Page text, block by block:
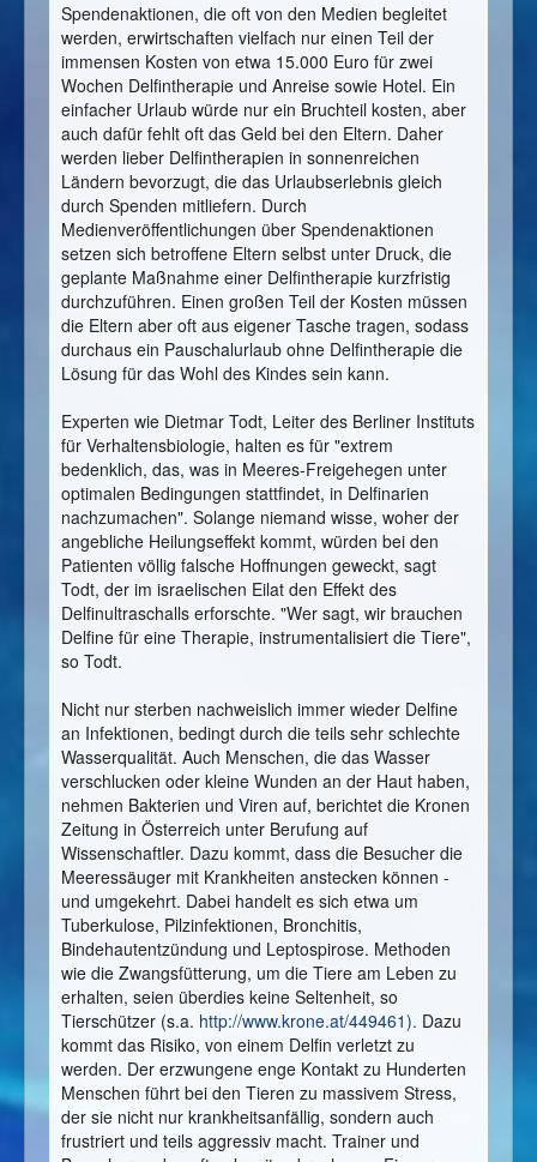
Spendenaktionen, die oft von den Medien begleitet
werden, erwirtschaften vielfach nur einen Teil der
immensen Kosten von etwa 15.000 Euro für zwei
Wochen Delfintherapie und Anreise sowie Hotel. Ein
einfacher Urlaub würde nur ein Bruchteil kosten, aber
auch dafür fehlt oft das Geld bei den Eltern. Daher
werden lieber Delfintherapien in sonnenreichen
Ländern bevorzugt, die das Urlaubserlebnis gleich
durch Spenden mitliefern. Durch
Medienveröffentlichungen über Spendenaktionen
setzen sich betroffene Eltern selbst unter Druck, die
geplante Maßnahme einer Delfintherapie kurzfristig
durchzuführen. Einen großen Teil der Kosten müssen
die Eltern aber oft aus eigener Tasche tragen, sodass
durchaus ein Pauschalurlaub ohne Delfintherapie die
Lösung für das Wohl des Kindes sein kann.
Experten wie Dietmar Todt, Leiter des Berliner Instituts
für Verhaltensbiologie, halten es für "extrem
bedenklich, das, was in Meeres-Freigehegen unter
optimalen Bedingungen stattfindet, in Delfinarien
nachzumachen". Solange niemand wisse, woher der
angebliche Heilungseffekt kommt, würden bei den
Patienten völlig falsche Hoffnungen geweckt, sagt
Todt, der im israelischen Eilat den Effekt des
Delfinultraschalls erforschte. "Wer sagt, wir brauchen
Delfine für eine Therapie, instrumentalisiert die Tiere",
so Todt.
Nicht nur sterben nachweislich immer wieder Delfine
an Infektionen, bedingt durch die teils sehr schlechte
Wasserqualität. Auch Menschen, die das Wasser
verschlucken oder kleine Wunden an der Haut haben,
nehmen Bakterien und Viren auf, berichtet die Kronen
Zeitung in Österreich unter Berufung auf
Wissenschaftler. Dazu kommt, dass die Besucher die
Meeressäuger mit Krankheiten anstecken können -
und umgekehrt. Dabei handelt es sich etwa um
Tuberkulose, Pilzinfektionen, Bronchitis,
Bindehautentzündung und Leptospirose. Methoden
wie die Zwangsfütterung, um die Tiere am Leben zu
erhalten, seien überdies keine Seltenheit, so
Tierschützer (s.a. http://www.krone.at/449461). Dazu
kommt das Risiko, von einem Delfin verletzt zu
werden. Der erzwungene enge Kontakt zu Hunderten
Menschen führt bei den Tieren zu massivem Stress,
der sie nicht nur krankheitsanfällig, sondern auch
frustriert und teils aggressiv macht. Trainer und